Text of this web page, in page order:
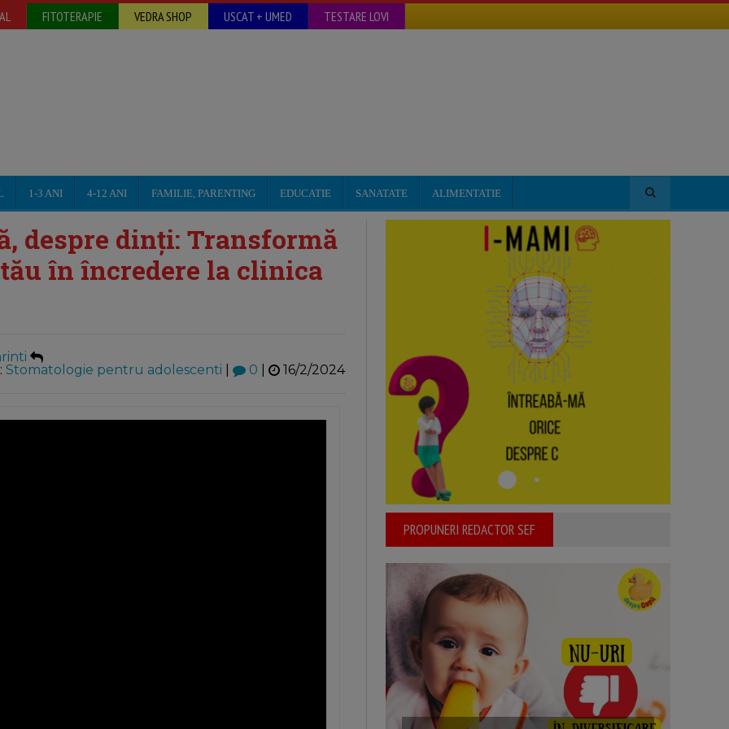
FITOTERAPIE VEDRA SHOP USCAT + UMED TESTARE LOVI
1-3 ANI 4-12 ANI FAMILIE, PARENTING EDUCATIE SANATATE ALIMENTATIE
despre dinți: Transformă
în încredere la clinica
Stomatologie pentru adolescenti 0 16/2/2024
PROPUNERI REDACTOR SEF